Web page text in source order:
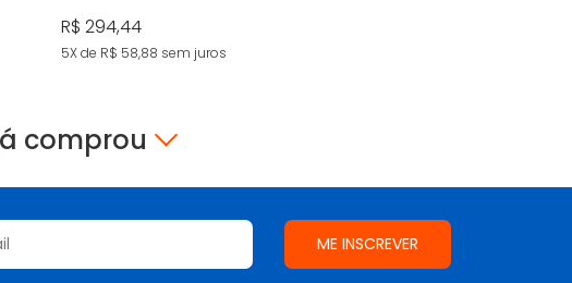
R$ 294,44
5X de R$ 58,88 sem juros
comprou